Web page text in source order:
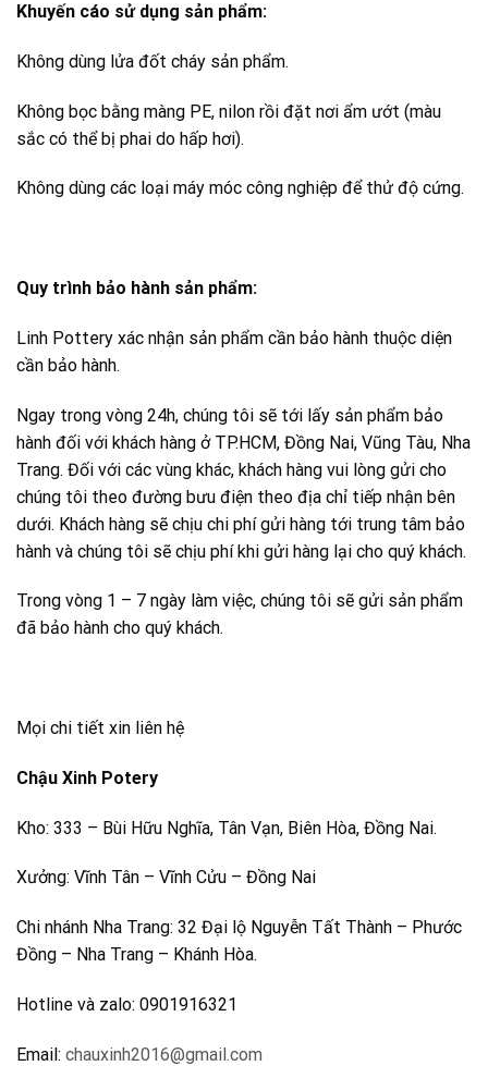
Khuyến cáo sử dụng sản phẩm:
Không dùng lửa đốt cháy sản phẩm.
Không bọc bằng màng PE, nilon rồi đặt nơi ẩm ướt (màu
sắc có thể bị phai do hấp hơi).
Không dùng các loại máy móc công nghiệp để thử độ cứng.
Quy trình bảo hành sản phẩm:
Linh Pottery xác nhận sản phẩm cần bảo hành thuộc diện
cần bảo hành.
Ngay trong vòng 24h, chúng tôi sẽ tới lấy sản phẩm bảo
hành đối với khách hàng ở TP.HCM, Đồng Nai, Vũng Tàu, Nha
Trang. Đối với các vùng khác, khách hàng vui lòng gửi cho
chúng tôi theo đường bưu điện theo địa chỉ tiếp nhận bên
dưới. Khách hàng sẽ chịu chi phí gửi hàng tới trung tâm bảo
hành và chúng tôi sẽ chịu phí khi gửi hàng lại cho quý khách.
Trong vòng 1 – 7 ngày làm việc, chúng tôi sẽ gửi sản phẩm
đã bảo hành cho quý khách.
Mọi chi tiết xin liên hệ
Chậu Xinh Potery
Kho: 333 – Bùi Hữu Nghĩa, Tân Vạn, Biên Hòa, Đồng Nai.
Xưởng: Vĩnh Tân – Vĩnh Cửu – Đồng Nai
Chi nhánh Nha Trang: 32 Đại lộ Nguyễn Tất Thành – Phước
Đồng – Nha Trang – Khánh Hòa.
Hotline và zalo: 0901916321
Email: chauxinh2016@gmail.com